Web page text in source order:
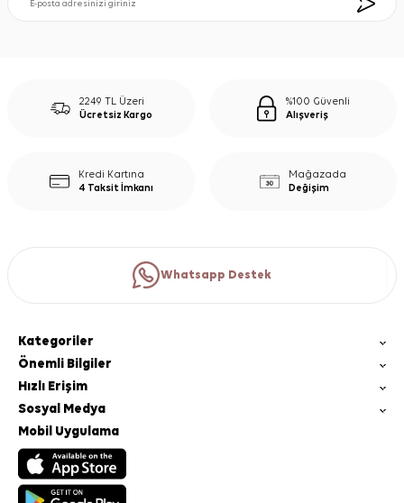
2249 TL Üzeri
Ücretsiz Kargo
%100 Güvenli
Alışveriş
Kredi Kartına
4 Taksit İmkanı
Mağazada
Değişim
Whatsapp Destek
Kategoriler
Önemli Bilgiler
Hızlı Erişim
Sosyal Medya
Mobil Uygulama